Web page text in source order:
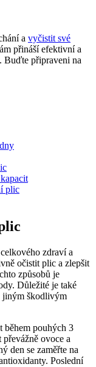
a vyčistit své
přináší efektivní a
Buďte připraveni na
plic
zdraví a
očistit plic a zlepšit
způsobů je
Důležité je také
jiným škodlivým
během pouhých 3
ovoce a
den se zaměřte na
Poslední